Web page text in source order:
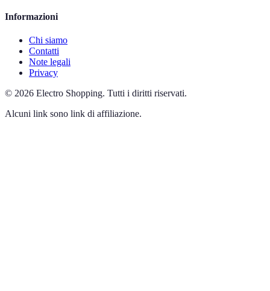
Informazioni
Chi siamo
Contatti
Note legali
Privacy
© 2026 Electro Shopping. Tutti i diritti riservati.
Alcuni link sono link di affiliazione.